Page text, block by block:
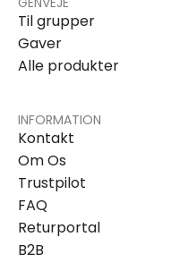
Til grupper
Gaver
Alle produkter
INFORMATION
Kontakt
Om Os
Trustpilot
FAQ
Returportal
B2B